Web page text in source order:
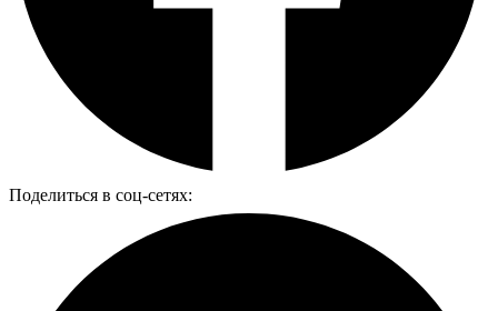
Поделиться в соц-сетях: